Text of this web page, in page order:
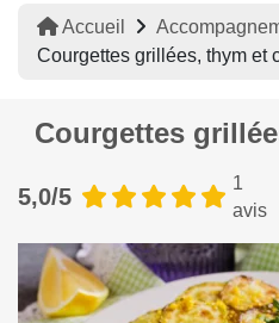
Accueil
Courgettes grillées, thym et
Courgettes
5,0/5
1
avis